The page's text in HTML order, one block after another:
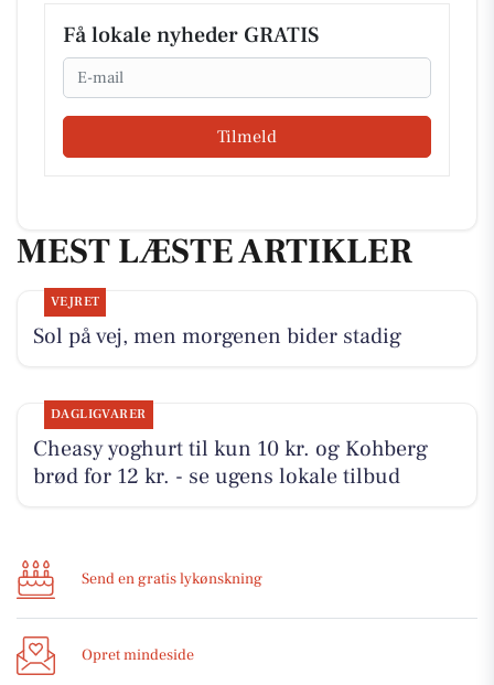
Få lokale nyheder GRATIS
Email
Tilmeld
MEST LÆSTE ARTIKLER
VEJRET
Sol på vej, men morgenen bider stadig
DAGLIGVARER
Cheasy yoghurt til kun 10 kr. og Kohberg
brød for 12 kr. - se ugens lokale tilbud
Send en gratis lykønskning
Opret mindeside